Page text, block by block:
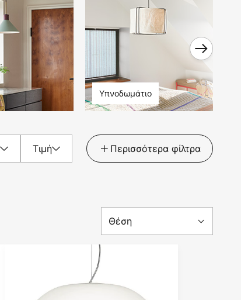
Υπνοδωμάτιο
Τιμή Περισσότερα φίλτρα